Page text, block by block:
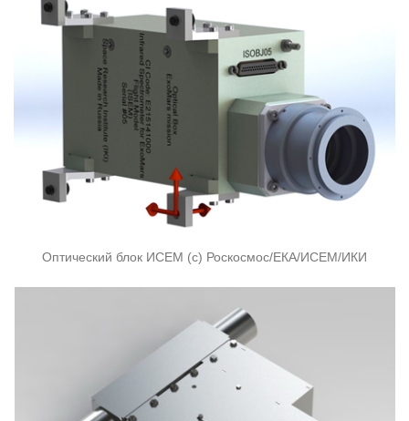
Оптический блок ИСЕМ (c) Роскосмос/ЕКА/ИСЕМ/ИКИ